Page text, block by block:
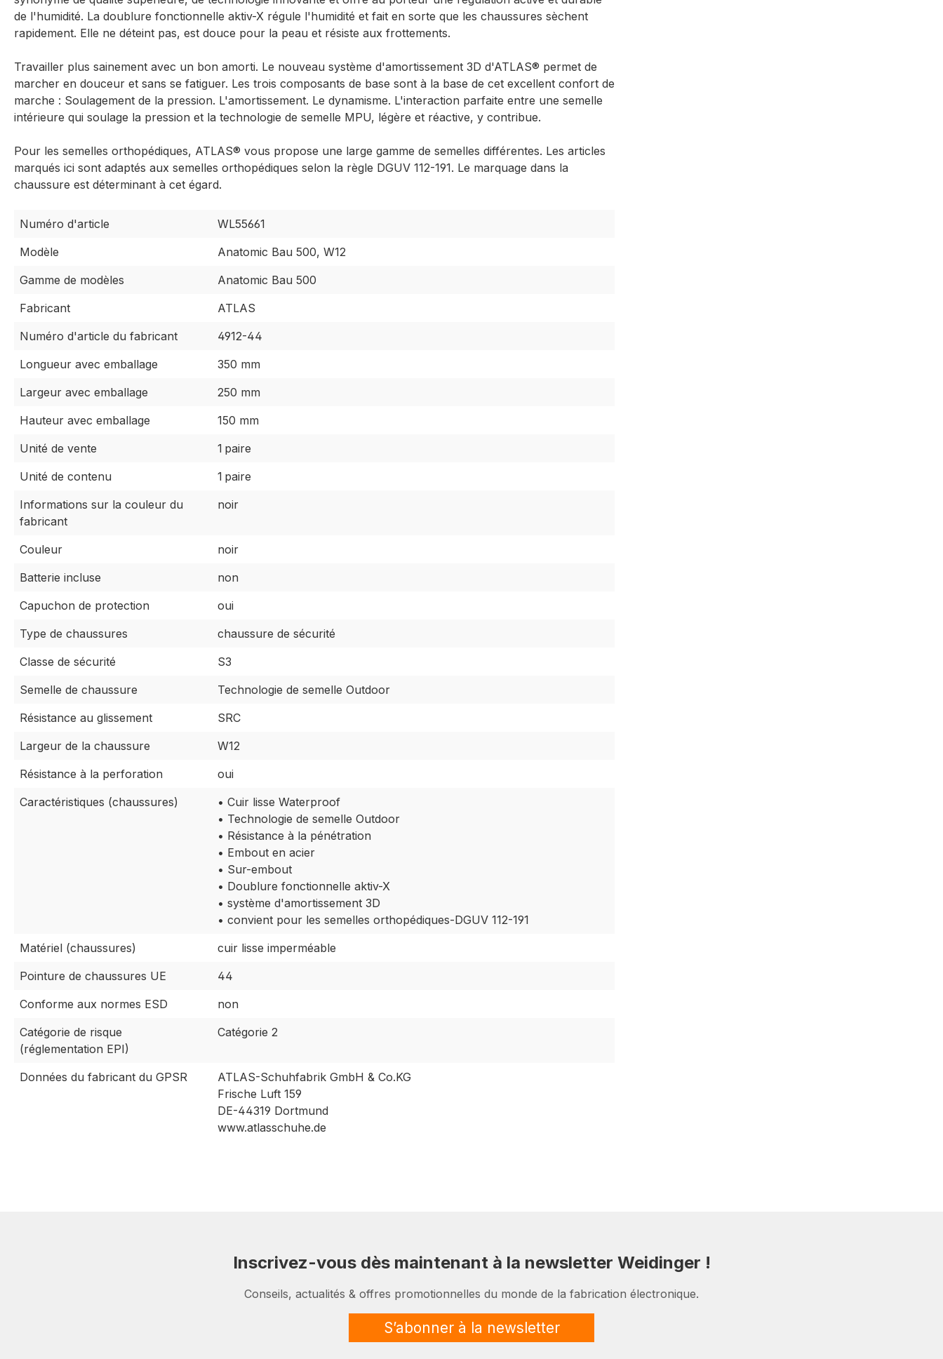
de l'humidité. La doublure fonctionnelle aktiv-X régule l'humidité et fait en sorte que les chaussures sèchent
rapidement. Elle ne déteint pas, est douce pour la peau et résiste aux frottements.
Travailler plus sainement avec un bon amorti. Le nouveau système d'amortissement 3D d'ATLAS® permet de
marcher en douceur et sans se fatiguer. Les trois composants de base sont à la base de cet excellent confort de
marche : Soulagement de la pression. L'amortissement. Le dynamisme. L'interaction parfaite entre une semelle
intérieure qui soulage la pression et la technologie de semelle MPU, légère et réactive, y contribue.
Pour les semelles orthopédiques, ATLAS® vous propose une large gamme de semelles différentes. Les articles
marqués ici sont adaptés aux semelles orthopédiques selon la règle DGUV 112-191. Le marquage dans la
chaussure est déterminant à cet égard.
Numéro d'article
WL55661
Modèle
Anatomic Bau 500, W12
Gamme de modèles
Anatomic Bau 500
Fabricant
ATLAS
Numéro d'article du fabricant
4912-44
Longueur avec emballage
350 mm
Largeur avec emballage
250 mm
Hauteur avec emballage
150 mm
Unité de vente
1 paire
Unité de contenu
1 paire
Informations sur la couleur du
fabricant
noir
Couleur
noir
Batterie incluse
non
Capuchon de protection
oui
Type de chaussures
chaussure de sécurité
Classe de sécurité
S3
Semelle de chaussure
Technologie de semelle Outdoor
Résistance au glissement
SRC
Largeur de la chaussure
W12
Résistance à la perforation
oui
Caractéristiques (chaussures)
• Cuir lisse Waterproof
• Technologie de semelle Outdoor
• Résistance à la pénétration
• Embout en acier
• Sur-embout
• Doublure fonctionnelle aktiv-X
• système d'amortissement 3D
• convient pour les semelles orthopédiques-DGUV 112-191
Matériel (chaussures)
cuir lisse imperméable
Pointure de chaussures UE
44
Conforme aux normes ESD
non
Catégorie de risque
(réglementation EPI)
Catégorie 2
Données du fabricant du GPSR
ATLAS-Schuhfabrik GmbH & Co.KG
Frische Luft 159
DE-44319 Dortmund
www.atlasschuhe.de
Inscrivez-vous dès maintenant à la newsletter Weidinger !
Conseils, actualités & offres promotionnelles du monde de la fabrication électronique.
S’abonner à la newsletter